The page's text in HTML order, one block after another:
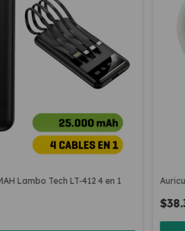
Lambo Tech LT-412 4 en 1